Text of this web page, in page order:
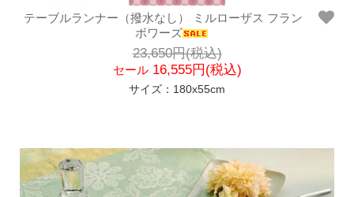
テーブルランナー（撥水なし） ミルローザス フラン
ボワーズ
23,650円(税込)
セール16,555円(税込)
サイズ：180x55cm